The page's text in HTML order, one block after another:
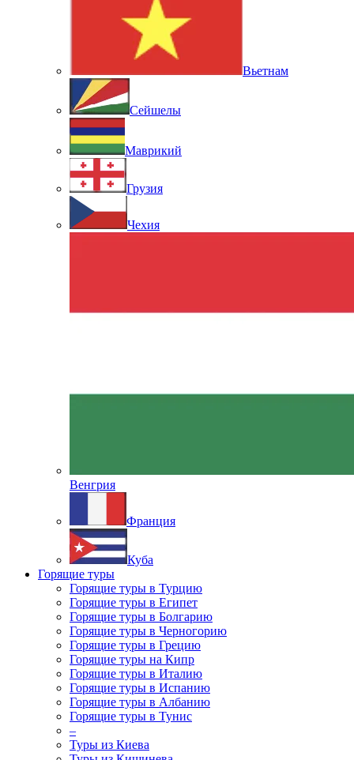
Вьетнам
Сейшелы
Маврикий
Грузия
Чехия
Венгрия
Франция
Куба
Горящие туры
Горящие туры в Турцию
Горящие туры в Египет
Горящие туры в Болгарию
Горящие туры в Черногорию
Горящие туры в Грецию
Горящие туры на Кипр
Горящие туры в Италию
Горящие туры в Испанию
Горящие туры в Албанию
Горящие туры в Тунис
–
Туры из Киева